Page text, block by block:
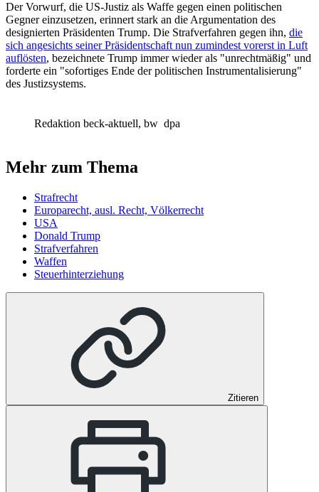
Der Vorwurf, die US-Justiz als Waffe gegen einen politischen
Gegner einzusetzen, erinnert stark an die Argumentation des
designierten Präsidenten Trump. Die Strafverfahren gegen ihn, die
sich angesichts seiner Präsidentschaft nun zumindest vorerst in Luft
auflösten, bezeichnete Trump immer wieder als "unrechtmäßig" und
forderte ein "sofortiges Ende der politischen Instrumentalisierung"
des Justizsystems.
Redaktion beck-aktuell, bw dpa
Mehr zum Thema
Strafrecht
Europarecht, ausl. Recht, Völkerrecht
USA
Donald Trump
Strafverfahren
Waffen
Steuerhinterziehung
Zitieren